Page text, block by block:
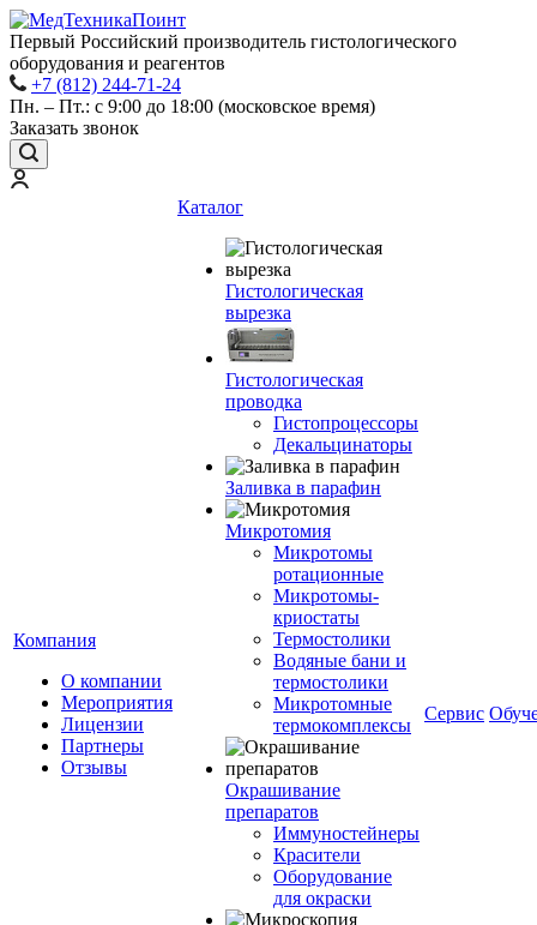
Первый Российский производитель гистологического
оборудования и реагентов
+7 (812) 244-71-24
Пн. – Пт.: с 9:00 до 18:00 (московское время)
Заказать звонок
Компания
О компании
Мероприятия
Лицензии
Партнеры
Отзывы
Каталог
Гистологическая
вырезка
Гистологическая
проводка
Гистопроцессоры
Декальцинаторы
Заливка в парафин
Микротомия
Микротомы
ротационные
Микротомы-
криостаты
Термостолики
Водяные бани и
термостолики
Микротомные
термокомплексы
Окрашивание
препаратов
Иммуностейнеры
Красители
Оборудование
для окраски
Сервис